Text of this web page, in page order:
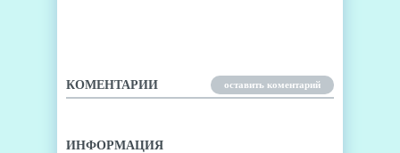
КОМЕНТАРИИ оставить коментарий
ИНФОРМАЦИЯ